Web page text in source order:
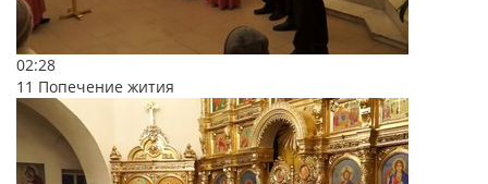
02:28
11 Попечение жития